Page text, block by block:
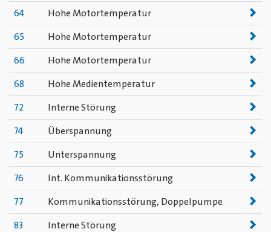
64 Hohe Motortemperatur
65 Hohe Motortemperatur
66 Hohe Motortemperatur
68 Hohe Medientemperatur
72 Interne Störung
74 Überspannung
75 Unterspannung
76 Int. Kommunikationsstörung
77 Kommunikationsstörung, Doppelpumpe
83 Interne Störung